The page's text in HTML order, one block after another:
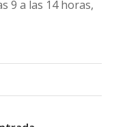
9 a las 14 horas,